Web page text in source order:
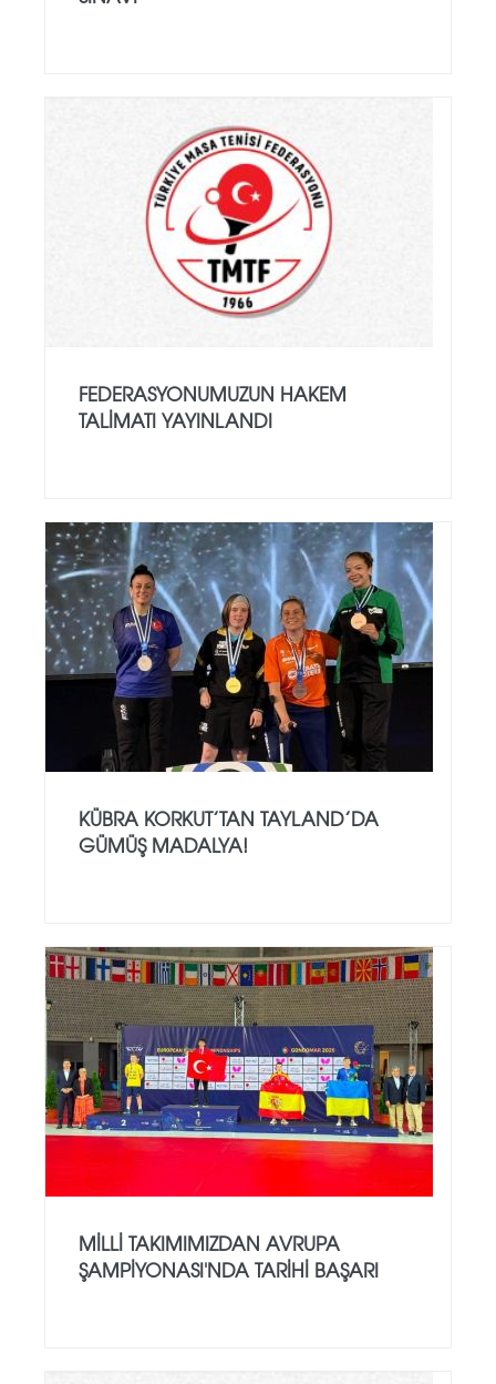
FEDERASYONUMUZUN HAKEM
TALIMATI YAYINLANDI
KÜBRA KORKUT’TAN TAYLAND’DA
GÜMÜŞ MADALYA!
MILLI TAKIMIMIZDAN AVRUPA
ŞAMPIYONASI'NDA TARIHI BAŞARI